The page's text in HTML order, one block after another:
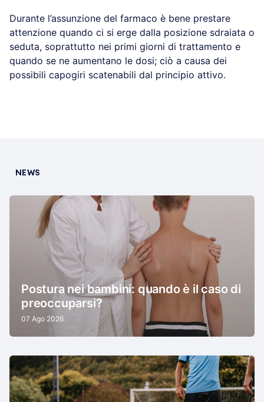
Durante l’assunzione del farmaco è bene prestare
attenzione quando ci si erge dalla posizione sdraiata o
seduta, soprattutto nei primi giorni di trattamento e
quando se ne aumentano le dosi; ciò a causa dei
possibili capogiri scatenabili dal principio attivo.
NEWS
Postura nei bambini: quando è il caso di
preoccuparsi?
07 Ago 2026